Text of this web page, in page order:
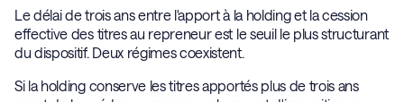
Le délai de trois ans entre l'apport à la holding et la cession
effective des titres au repreneur est le seuil le plus structurant
du dispositif. Deux régimes coexistent.
Si la holding conserve les titres apportés plus de trois ans